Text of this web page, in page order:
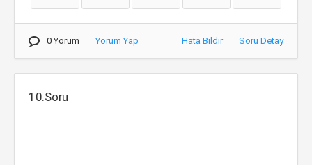
0 Yorum Yorum Yap Hata Bildir Soru Detay
10.Soru